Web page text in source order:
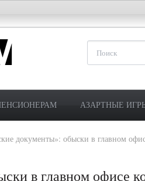
АЗАРТНЫЕ
документы»: обыски в главном
в главном офисе